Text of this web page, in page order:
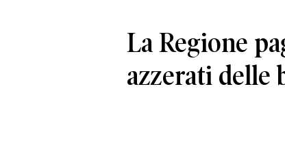
La Regione
azzerati delle